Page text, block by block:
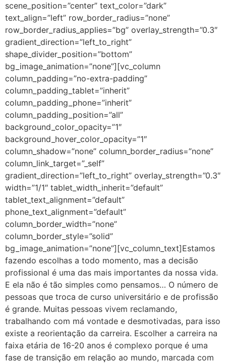
scene_position=”center” text_color=”dark”
text_align=”left” row_border_radius=”none”
row_border_radius_applies=”bg” overlay_strength=”0.3″
gradient_direction=”left_to_right”
shape_divider_position=”bottom”
bg_image_animation=”none”][vc_column
column_padding=”no-extra-padding”
column_padding_tablet=”inherit”
column_padding_phone=”inherit”
column_padding_position=”all”
background_color_opacity=”1″
background_hover_color_opacity=”1″
column_shadow=”none” column_border_radius=”none”
column_link_target=”_self”
gradient_direction=”left_to_right” overlay_strength=”0.3″
width=”1/1″ tablet_width_inherit=”default”
tablet_text_alignment=”default”
phone_text_alignment=”default”
column_border_width=”none”
column_border_style=”solid”
bg_image_animation=”none”][vc_column_text]Estamos
fazendo escolhas a todo momento, mas a decisão
profissional é uma das mais importantes da nossa vida.
E ela não é tão simples como pensamos… O número de
pessoas que troca de curso universitário e de profissão
é grande. Muitas pessoas vivem reclamando,
trabalhando com má vontade e desmotivadas, para isso
existe a reorientação da carreira. Escolher a carreira na
faixa etária de 16-20 anos é complexo porque é uma
fase de transição em relação ao mundo, marcada com